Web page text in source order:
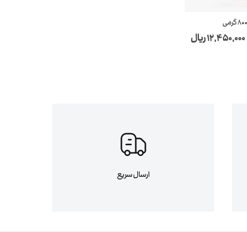
12,450,000 ریال
ارسال سریع